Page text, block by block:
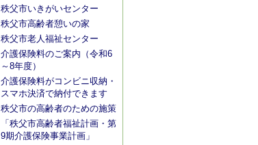
秩父市いきがいセンター
秩父市高齢者憩いの家
秩父市老人福祉センター
介護保険料のご案内（令和6
～8年度）
介護保険料がコンビニ収納・
スマホ決済で納付できます
秩父市の高齢者のための施策
「秩父市高齢者福祉計画・第
9期介護保険事業計画」